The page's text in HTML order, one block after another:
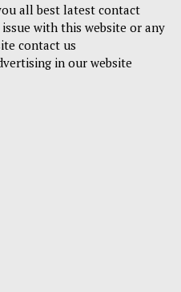
all best latest contact
with this website or any
contact us
in our website